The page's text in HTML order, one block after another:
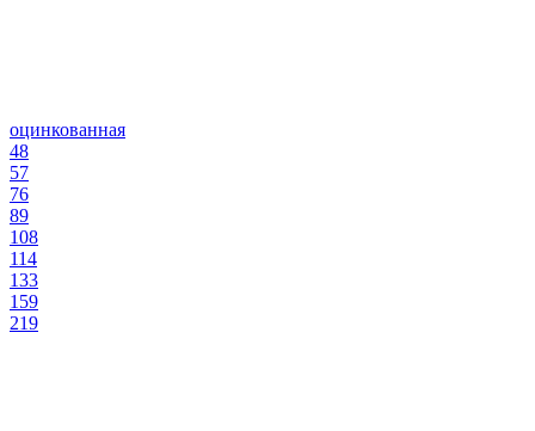
оцинкованная
48
57
76
89
108
114
133
159
219